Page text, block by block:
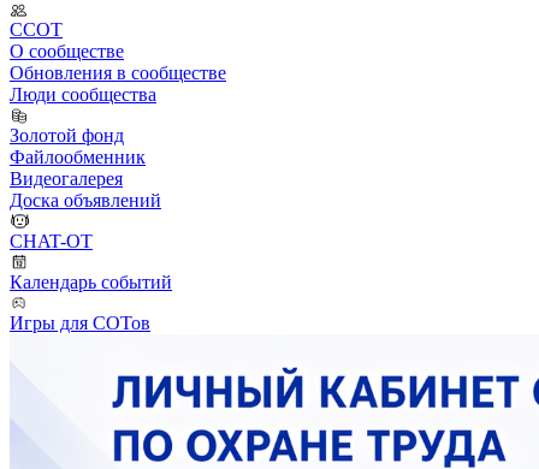
ССОТ
О сообществе
Обновления в сообществе
Люди сообщества
Золотой фонд
Файлообменник
Видеогалерея
Доска объявлений
CHAT-OT
Календарь событий
Игры для СОТов